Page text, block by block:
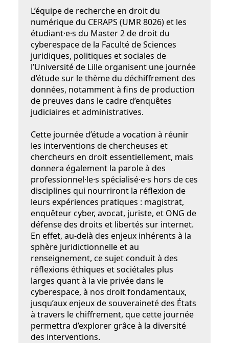
L’équipe de recherche en droit du
numérique du CERAPS (UMR 8026) et les
étudiant·e·s du Master 2 de droit du
cyberespace de la Faculté de Sciences
juridiques, politiques et sociales de
l’Université de Lille organisent une journée
d’étude sur le thème du déchiffrement des
données, notamment à fins de production
de preuves dans le cadre d’enquêtes
judiciaires et administratives.
Cette journée d’étude a vocation à réunir
les interventions de chercheuses et
chercheurs en droit essentiellement, mais
donnera également la parole à des
professionnel·le·s spécialisé·e·s hors de ces
disciplines qui nourriront la réflexion de
leurs expériences pratiques : magistrat,
enquêteur cyber, avocat, juriste, et ONG de
défense des droits et libertés sur internet.
En effet, au-delà des enjeux inhérents à la
sphère juridictionnelle et au
renseignement, ce sujet conduit à des
réflexions éthiques et sociétales plus
larges quant à la vie privée dans le
cyberespace, à nos droit fondamentaux,
jusqu’aux enjeux de souveraineté des États
à travers le chiffrement, que cette journée
permettra d’explorer grâce à la diversité
des interventions.